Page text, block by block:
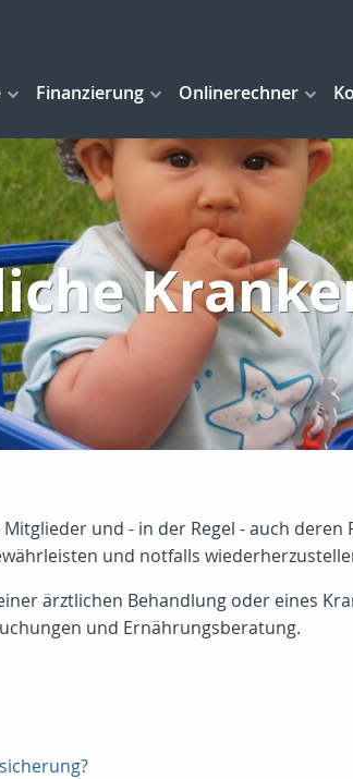
Finanzierung Onlinerechner
und - in der Regel - auch
und notfalls
ärztlichen Behandlung oder eines
und Ernährungsberatung.